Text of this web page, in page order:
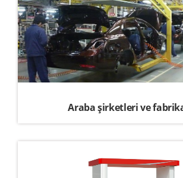
Araba şirketleri ve